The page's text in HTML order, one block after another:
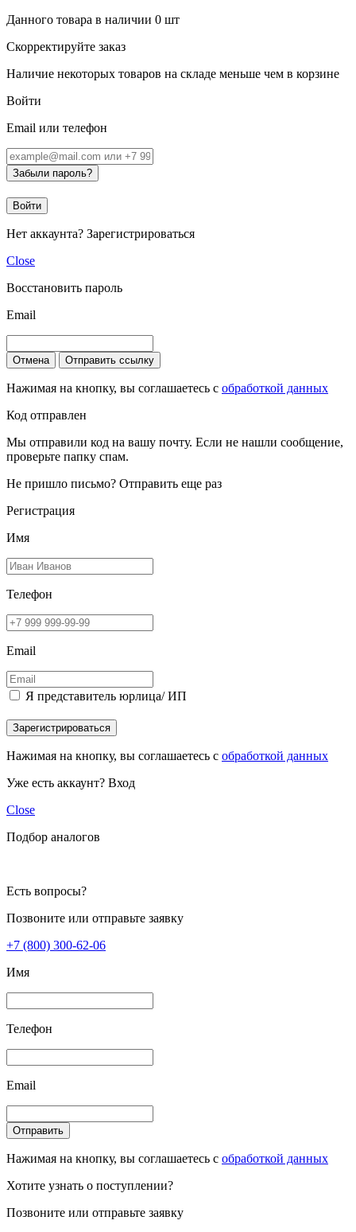
Данного товара в наличии 0 шт
Скорректируйте заказ
Наличие некоторых товаров на складе меньше чем в корзине
Войти
Email или телефон
Забыли пароль?
Войти
Нет аккаунта? Зарегистрироваться
Close
Восстановить пароль
Email
Отмена Отправить ссылку
Нажимая на кнопку, вы соглашаетесь с обработкой данных
Код отправлен
Мы отправили код на вашу почту. Если не нашли сообщение,
проверьте папку спам.
Не пришло письмо? Отправить еще раз
Регистрация
Имя
Телефон
Email
Я представитель юрлица/ ИП
Зарегистрироваться
Нажимая на кнопку, вы соглашаетесь с обработкой данных
Уже есть аккаунт? Вход
Close
Подбор аналогов
Есть вопросы?
Позвоните или отправьте заявку
+7 (800) 300-62-06
Имя
Телефон
Email
Отправить
Нажимая на кнопку, вы соглашаетесь с обработкой данных
Хотите узнать о поступлении?
Позвоните или отправьте заявку